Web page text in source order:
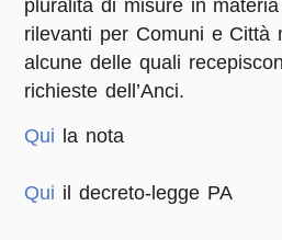
pluralità di misure in
rilevanti per Comuni e Città
alcune delle quali
richieste dell’Anci.
Qui la nota
Qui il decreto-legge PA